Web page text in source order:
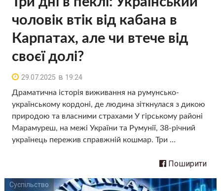
чоловік втік від кабана в
Карпатах, але чи втече від
своєї долі?
29.07.2025 в 19:24
Драматична історія виживання на румунсько-
українському кордоні, де людина зіткнулася з дикою
природою та власними страхами У гірському районі
Марамуреш, на межі України та Румунії, 38-річний
українець пережив справжній кошмар. Три …
Поширити
Суспільство